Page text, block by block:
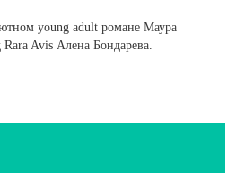
young adult романе Маура
Avis Алена Бондарева.